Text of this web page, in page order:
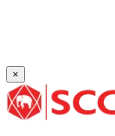
Plug
Shinkolite
Atap
×